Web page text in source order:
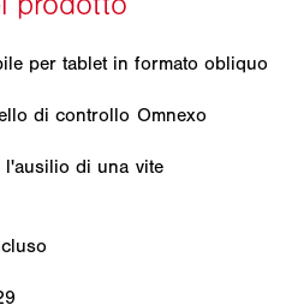
per tablet in formato obliquo
di controllo Omnexo
l'ausilio di una vite